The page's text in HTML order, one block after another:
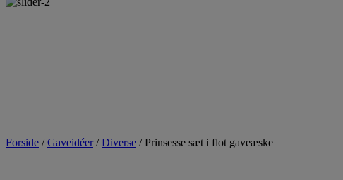
Forside /Gaveidéer/Diverse / Prinsesse sæt i flot gaveæske